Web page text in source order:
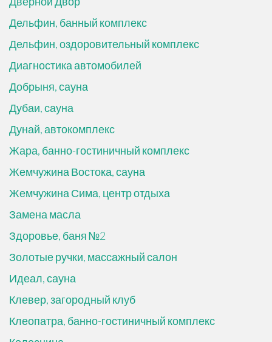
Дельфин, банный комплекс
Дельфин, оздоровительный комплекс
Диагностика автомобилей
Добрыня, сауна
Дубаи, сауна
Дунай, автокомплекс
Жара, банно-гостиничный комплекс
Жемчужина Востока, сауна
Жемчужина Сима, центр отдыха
Замена масла
Здоровье, баня №2
Золотые ручки, массажный салон
Идеал, сауна
Клевер, загородный клуб
Клеопатра, банно-гостиничный комплекс